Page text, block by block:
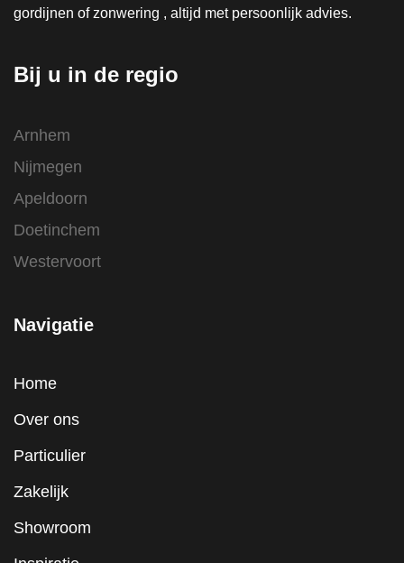
gordijnen of zonwering , altijd met persoonlijk advies.
Bij u in de regio
Arnhem
Nijmegen
Apeldoorn
Doetinchem
Westervoort
Navigatie
Home
Over ons
Particulier
Zakelijk
Showroom